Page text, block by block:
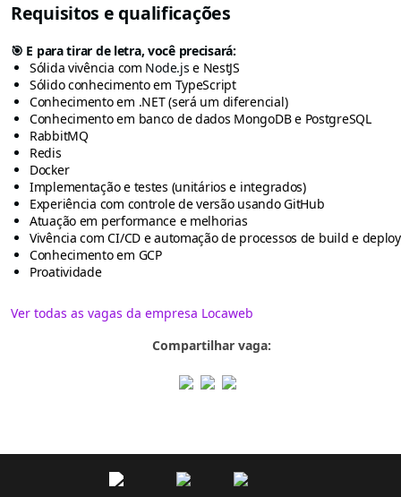
Requisitos e qualificações
🎯 E para tirar de letra, você precisará:
Sólida vivência com Node.js e NestJS
Sólido conhecimento em TypeScript
Conhecimento em .NET (será um diferencial)
Conhecimento em banco de dados MongoDB e PostgreSQL
RabbitMQ
Redis
Docker
Implementação e testes (unitários e integrados)
Experiência com controle de versão usando GitHub
Atuação em performance e melhorias
Vivência com CI/CD e automação de processos de build e
Conhecimento em GCP
Proatividade
Ver todas as vagas da empresa Locaweb
Compartilhar vaga: